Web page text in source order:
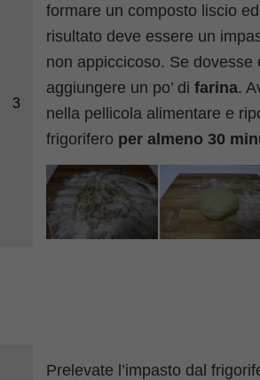
3
formare un composto liscio
risultato deve essere un
non appiccicoso. Se dovesse
aggiungere un po’ difarina.
nella pellicola alimentare e
frigorifero per almeno 30
Prelevate l’impasto dal